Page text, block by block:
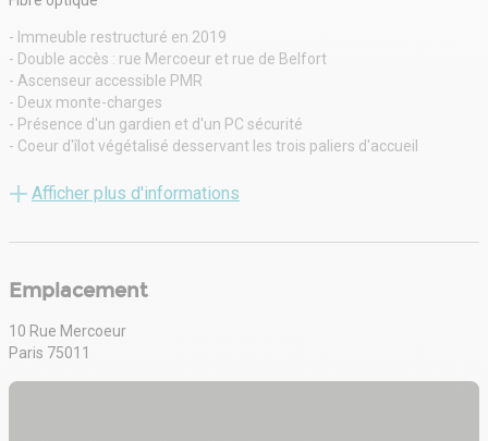
- Immeuble restructuré en 2019
- Double accès : rue Mercoeur et rue de Belfort
- Ascenseur accessible PMR
- Deux monte-charges
- Présence d'un gardien et d'un PC sécurité
- Coeur d'îlot végétalisé desservant les trois paliers d'accueil
- Plateaux traversants, flexibles, offrant de beaux volumes
Afficher plus d'informations
Emplacement
10 Rue Mercoeur
Paris 75011